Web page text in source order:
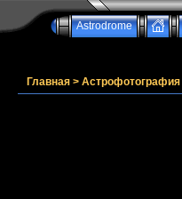
Astrodrome
Главная > Астрофотография